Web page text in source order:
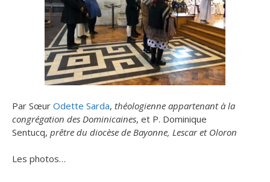
Par Sœur Odette Sarda, théologienne appartenant à la
congrégation des Dominicaines, et P. Dominique
Sentucq, prêtre du diocèse de Bayonne, Lescar et Oloron
Les photos…